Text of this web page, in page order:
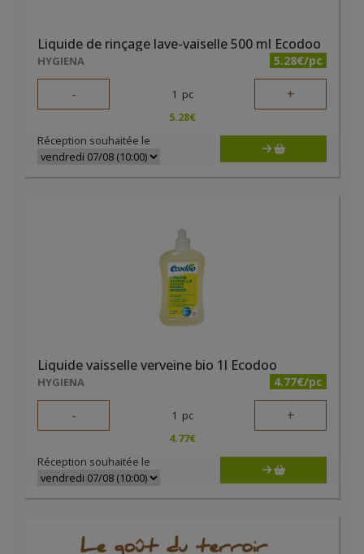
Liquide de rinçage lave-vaiselle 500 ml Ecodoo
HYGIENA 5.28€/pc
- 1 pc +
5.28€
Réception souhaitée le
Liquide vaisselle verveine bio 1l Ecodoo
HYGIENA 4.77€/pc
- 1 pc +
4.77€
Réception souhaitée le